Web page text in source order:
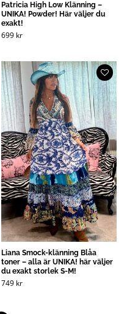
Patricia High Low Klänning –
UNIKA! Powder! Här väljer du
exakt!
699 kr
Liana Smock-klänning Blåa
toner – alla är UNIKA! här väljer
du exakt storlek S-M!
749 kr